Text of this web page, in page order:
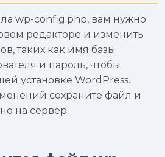
wp-config.php, вам нужно
редакторе и изменить
таких как имя базы
и пароль, чтобы
установке WordPress.
сохраните файл и
на сервер.